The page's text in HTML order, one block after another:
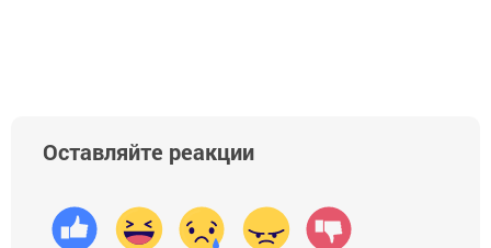
Оставляйте реакции